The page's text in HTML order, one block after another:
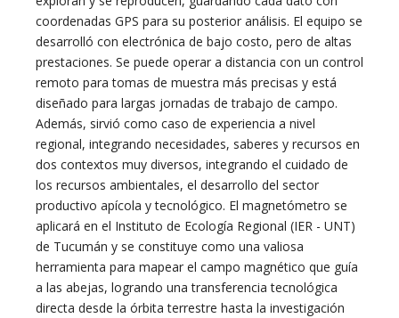
coordenadas GPS para su posterior análisis. El equipo se
desarrolló con electrónica de bajo costo, pero de altas
prestaciones. Se puede operar a distancia con un control
remoto para tomas de muestra más precisas y está
diseñado para largas jornadas de trabajo de campo.
Además, sirvió como caso de experiencia a nivel
regional, integrando necesidades, saberes y recursos en
dos contextos muy diversos, integrando el cuidado de
los recursos ambientales, el desarrollo del sector
productivo apícola y tecnológico. El magnetómetro se
aplicará en el Instituto de Ecología Regional (IER - UNT)
de Tucumán y se constituye como una valiosa
herramienta para mapear el campo magnético que guía
a las abejas, logrando una transferencia tecnológica
directa desde la órbita terrestre hasta la investigación